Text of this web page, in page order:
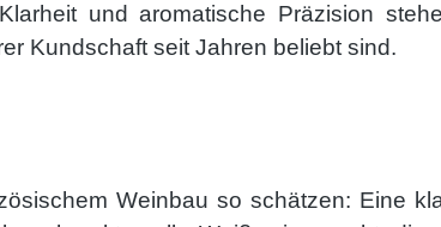
und aromatische Präzision
Kundschaft seit Jahren beliebt sind.
Weinbau so schätzen: Eine